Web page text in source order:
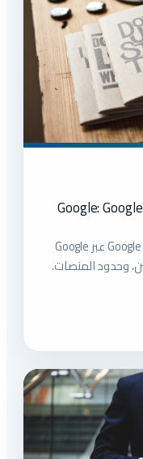
إنشاء موقع إلكتروني مجاني على Google: Google
دليل إنشاء موقع إلكتروني مجاني على Google عبر Google